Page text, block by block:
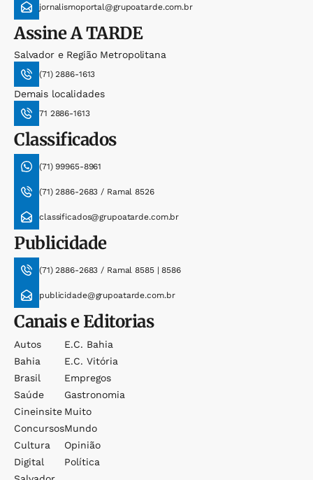
jornalismoportal@grupoatarde.com.br
AssineA TARDE
Salvador e Região Metropolitana
(71) 2886-1613
Demais localidades
71 2886-1613
Classificados
(71) 99965-8961
(71) 2886-2683 / Ramal 8526
classificados@grupoatarde.com.br
Publicidade
(71) 2886-2683 / Ramal 8585 | 8586
publicidade@grupoatarde.com.br
Canais e Editorias
Autos
Bahia
Brasil
Saúde
Cineinsite
Concursos
Cultura
Digital
E.c. Bahia
E.c. Vitória
Empregos
Gastronomia
Muito
Mundo
Opinião
Política